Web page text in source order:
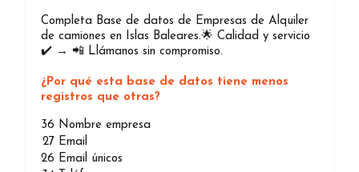
Completa Base de datos de Empresas de Alquiler
de camiones en Islas Baleares.🌟 Calidad y servicio
✔️ → 📲 Llámanos sin compromiso.
¿Por qué esta base de datos tiene menos
registros que otras?
36 Nombre empresa
27 Email
26 Email únicos